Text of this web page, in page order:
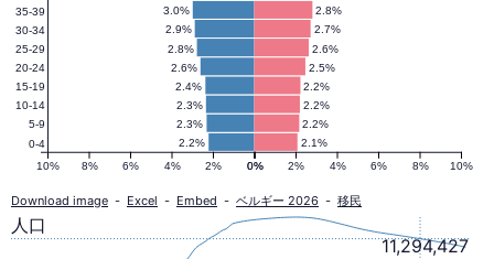
人
口
ピ
ラ
2.1%
2.2%
2.2%
2.3%
2.2%
2.3%
2.2%
2.4%
2.5%
2.6%
2.6%
2.8%
2.7%
2.9%
2.8%
3.0%
0% 2% 4% 6% 8% 10%
10% 8% 6% 4% 2% 0%
0-4
5-9
10-14
15-19
20-24
25-29
30-34
35-39
Download image - Excel - Embed - ベルギー 2026 - 移民
11,294,427
人口